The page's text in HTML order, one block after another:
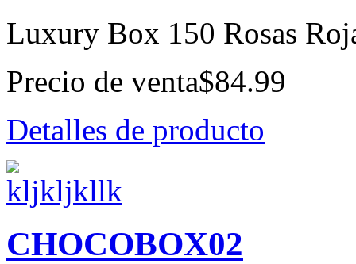
Luxury Box 150 Rosas
Precio de venta$84.99
Detalles de producto
CHOCOBOX02